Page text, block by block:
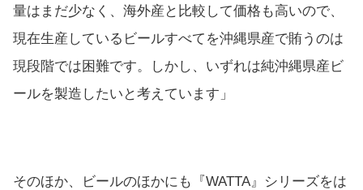
量はまだ少なく、海外産と比較して価格も高いので、
現在生産しているビールすべてを沖縄県産で賄うのは
現段階では困難です。しかし、いずれは純沖縄県産ビ
ールを製造したいと考えています」
そのほか、ビールのほかにも『WATTA』シリーズをは